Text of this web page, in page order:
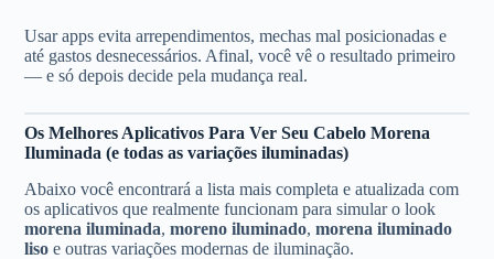
Usar apps evita arrependimentos, mechas mal posicionadas e
até gastos desnecessários. Afinal, você vê o resultado primeiro
— e só depois decide pela mudança real.
Os Melhores Aplicativos Para Ver Seu Cabelo Morena
Iluminada (e todas as variações iluminadas)
Abaixo você encontrará a lista mais completa e atualizada com
os aplicativos que realmente funcionam para simular o look
morena iluminada,moreno iluminado,morena iluminado
liso e outras variações modernas de iluminação.